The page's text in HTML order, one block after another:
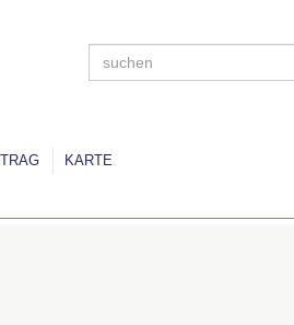
KARTE